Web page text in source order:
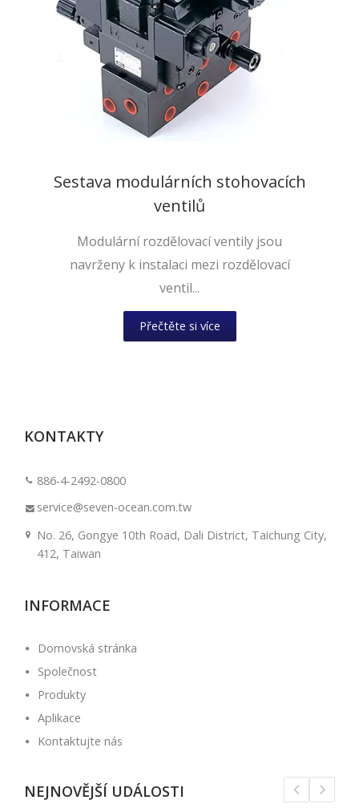
Sestava modulárních stohovacích
ventilů
Modulární rozdělovací ventily jsou
navrženy k instalaci mezi rozdělovací
ventil...
Přečtěte si více
KONTAKTY
886-4-2492-0800
service@seven-ocean.com.tw
No. 26, Gongye 10th Road, Dali District, Taichung City,
412, Taiwan
INFORMACE
Domovská stránka
Společnost
Produkty
Aplikace
Kontaktujte nás
NEJNOVĚJŠÍ UDÁLOSTI